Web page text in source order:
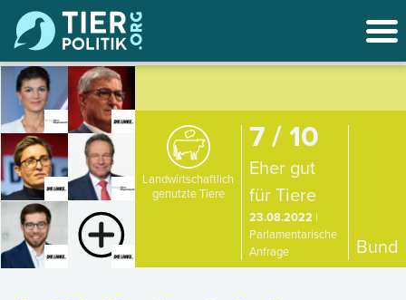
Landwirtschaftlich
genutzte Tiere
7 / 10
Eher gut
für Tiere
23.08.2022 |
Parlamentarische
Anfrage
Bund